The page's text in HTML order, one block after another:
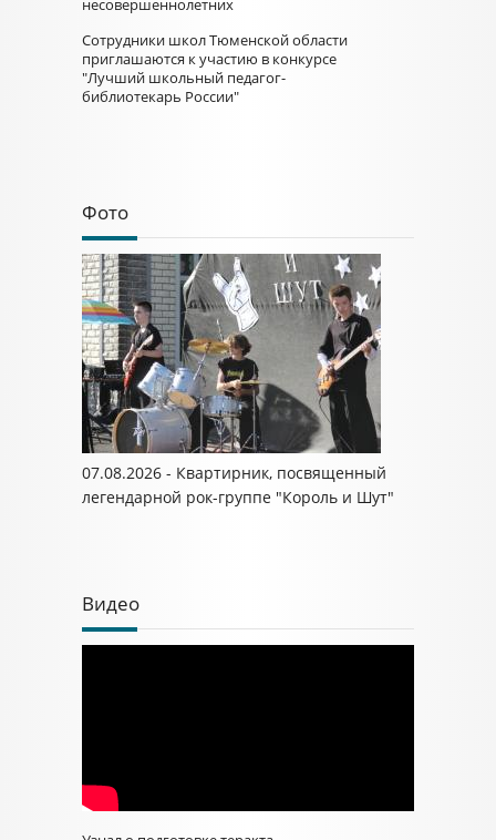
несовершеннолетних
Сотрудники школ Тюменской области
приглашаются к участию в конкурсе
"Лучший школьный педагог-
библиотекарь России"
Фото
07.08.2026 - Квартирник, посвященный
легендарной рок-группе "Король и Шут"
Видео